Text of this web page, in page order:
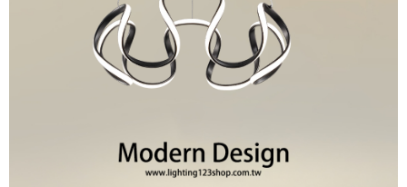
５．嚴禁一人註冊多個帳號或使用他人資訊註冊。若發現惡意使用之情形，
恩沛科技股份有限公司將有權停止該用戶之使用額度並採取法律行動。